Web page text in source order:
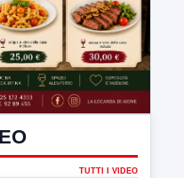
TUTTI I VIDEO